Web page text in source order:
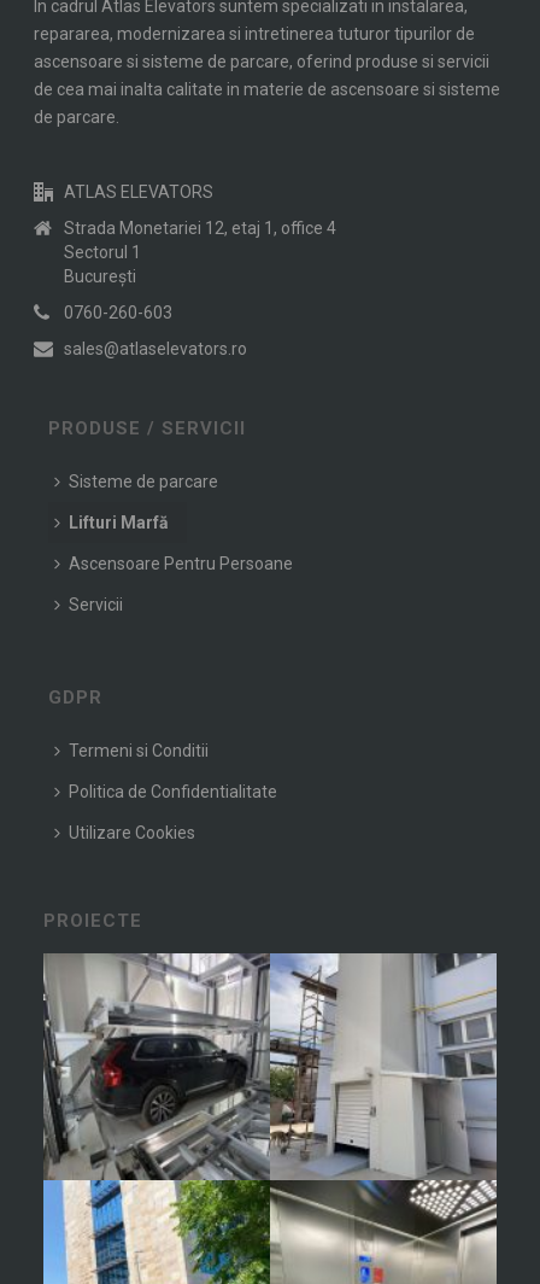
In cadrul Atlas Elevators suntem specializati in instalarea,
repararea, modernizarea si intretinerea tuturor tipurilor de
ascensoare si sisteme de parcare, oferind produse si servicii
de cea mai inalta calitate in materie de ascensoare si sisteme
de parcare.
ATLAS ELEVATORS
Strada Monetariei 12, etaj 1, office 4
Sectorul 1
Bucureşti
0760-260-603
sales@atlaselevators.ro
PRODUSE / SERVICII
Sisteme de parcare
Lifturi Marfă
Ascensoare Pentru Persoane
Servicii
GDPR
Termeni si Conditii
Politica de Confidentialitate
Utilizare Cookies
PROIECTE